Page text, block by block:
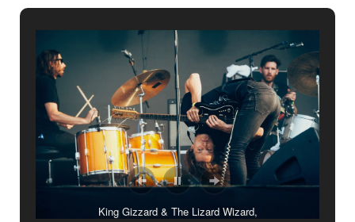
King Gizzard & The Lizard Wizard,